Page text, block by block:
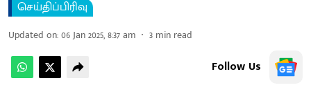
செய்திப்பிரிவு
Updated on:06 Jan 2025, 8:37 am 3 min read
Follow Us